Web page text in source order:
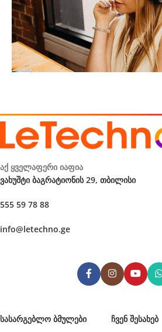
აქ ყველაფერი იაფია
ვახუშტი ბაგრატიონის 29, თბილისი
555 59 78 88
info@letechno.ge
ᲡᲐᲡᲐᲠᲒᲔᲑᲚᲝ ᲑᲛᲣᲚᲔᲑᲘ
ᲩᲕᲔᲜ ᲨᲔᲡᲐᲮᲔᲑ